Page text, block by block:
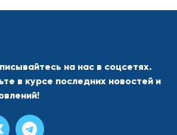
на нас в соцсетях.
в курсе последних новостей и